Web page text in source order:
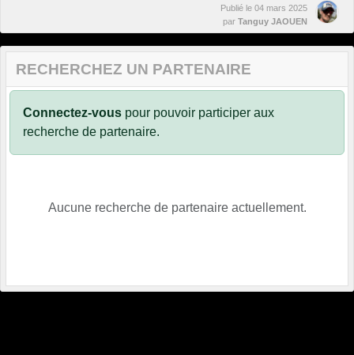
Publié le 04 mars 2025
par Tanguy JAOUEN
RECHERCHEZ UN PARTENAIRE
Connectez-vous pour pouvoir participer aux
recherche de partenaire.
Aucune recherche de partenaire actuellement.